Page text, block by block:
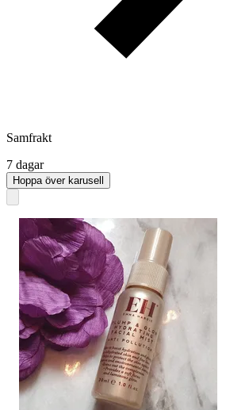
Samfrakt
7 dagar
Hoppa över karusell